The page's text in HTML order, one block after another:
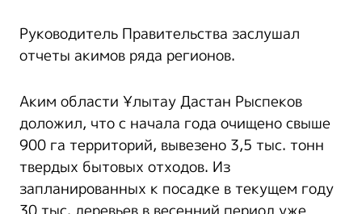
Руководитель Правительства заслушал
отчеты акимов ряда регионов.
Аким области Ұлытау Дастан Рыспеков
доложил, что с начала года очищено свыше
900 га территорий, вывезено 3,5 тыс. тонн
твердых бытовых отходов. Из
запланированных к посадке в текущем году